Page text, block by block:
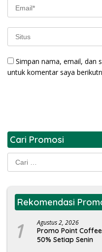
Simpan nama, email, dan
untuk komentar saya
Cari Promosi
Cari
untuk:
Rekomendasi
1 Agustus 2, 2026
Promo Point
50% Setiap Senin